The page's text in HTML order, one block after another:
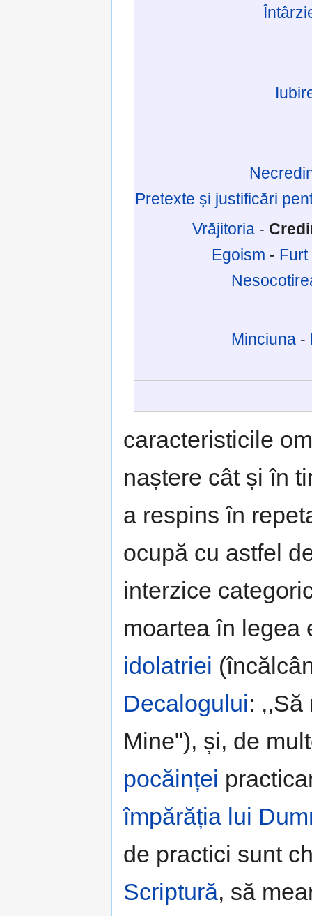
Pretexte și justificări
Vrăjitoria-
Egoism - Furt
Minciuna-
caracteristicile
naștere cât și în
a respins în
ocupă cu astfel
interzice
moartea în legea
idolatriei
Decalogului: ,,Să
Mine"), și, de
pocăinței
împărăția lui
de practici sunt
Scriptură, să